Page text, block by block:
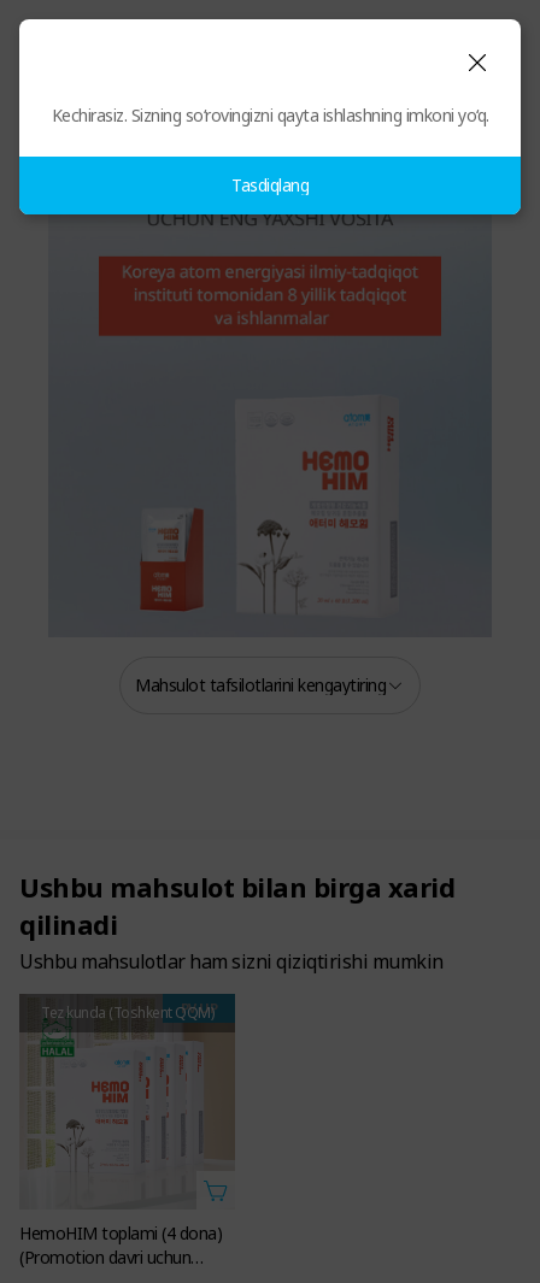
Mahsulot tafsilotlarini kengaytiring
Ushbu mahsulot bilan birga xarid
qilinadi
Ushbu mahsulotlar ham sizni qiziqtirishi mumkin
Tez kunda (Toshkent QQM)
PV UP
HemoHIM toplami (4 dona)
(Promotion davri uchun
Kechirasiz. Sizning so‘rovingizni qayta ishlashning imkoni yo‘q.
Tasdiqlang